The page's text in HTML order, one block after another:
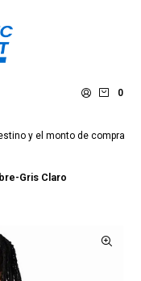
0
y el monto de compra
Gris Claro